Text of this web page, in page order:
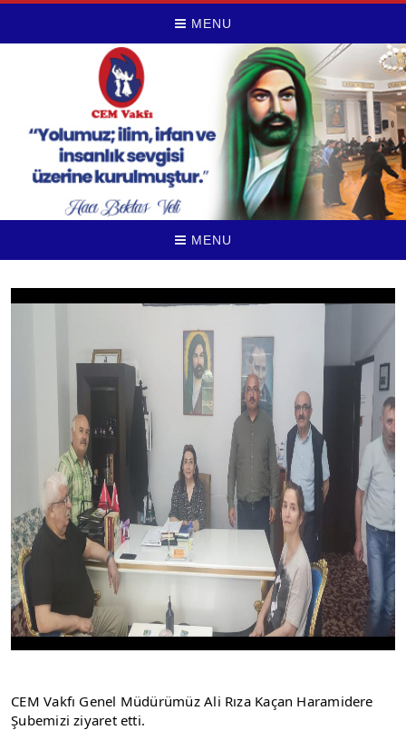
MENU
MENU
CEM Vakfı Genel Müdürümüz Ali Rıza Kaçan Haramidere
Şubemizi ziyaret etti.